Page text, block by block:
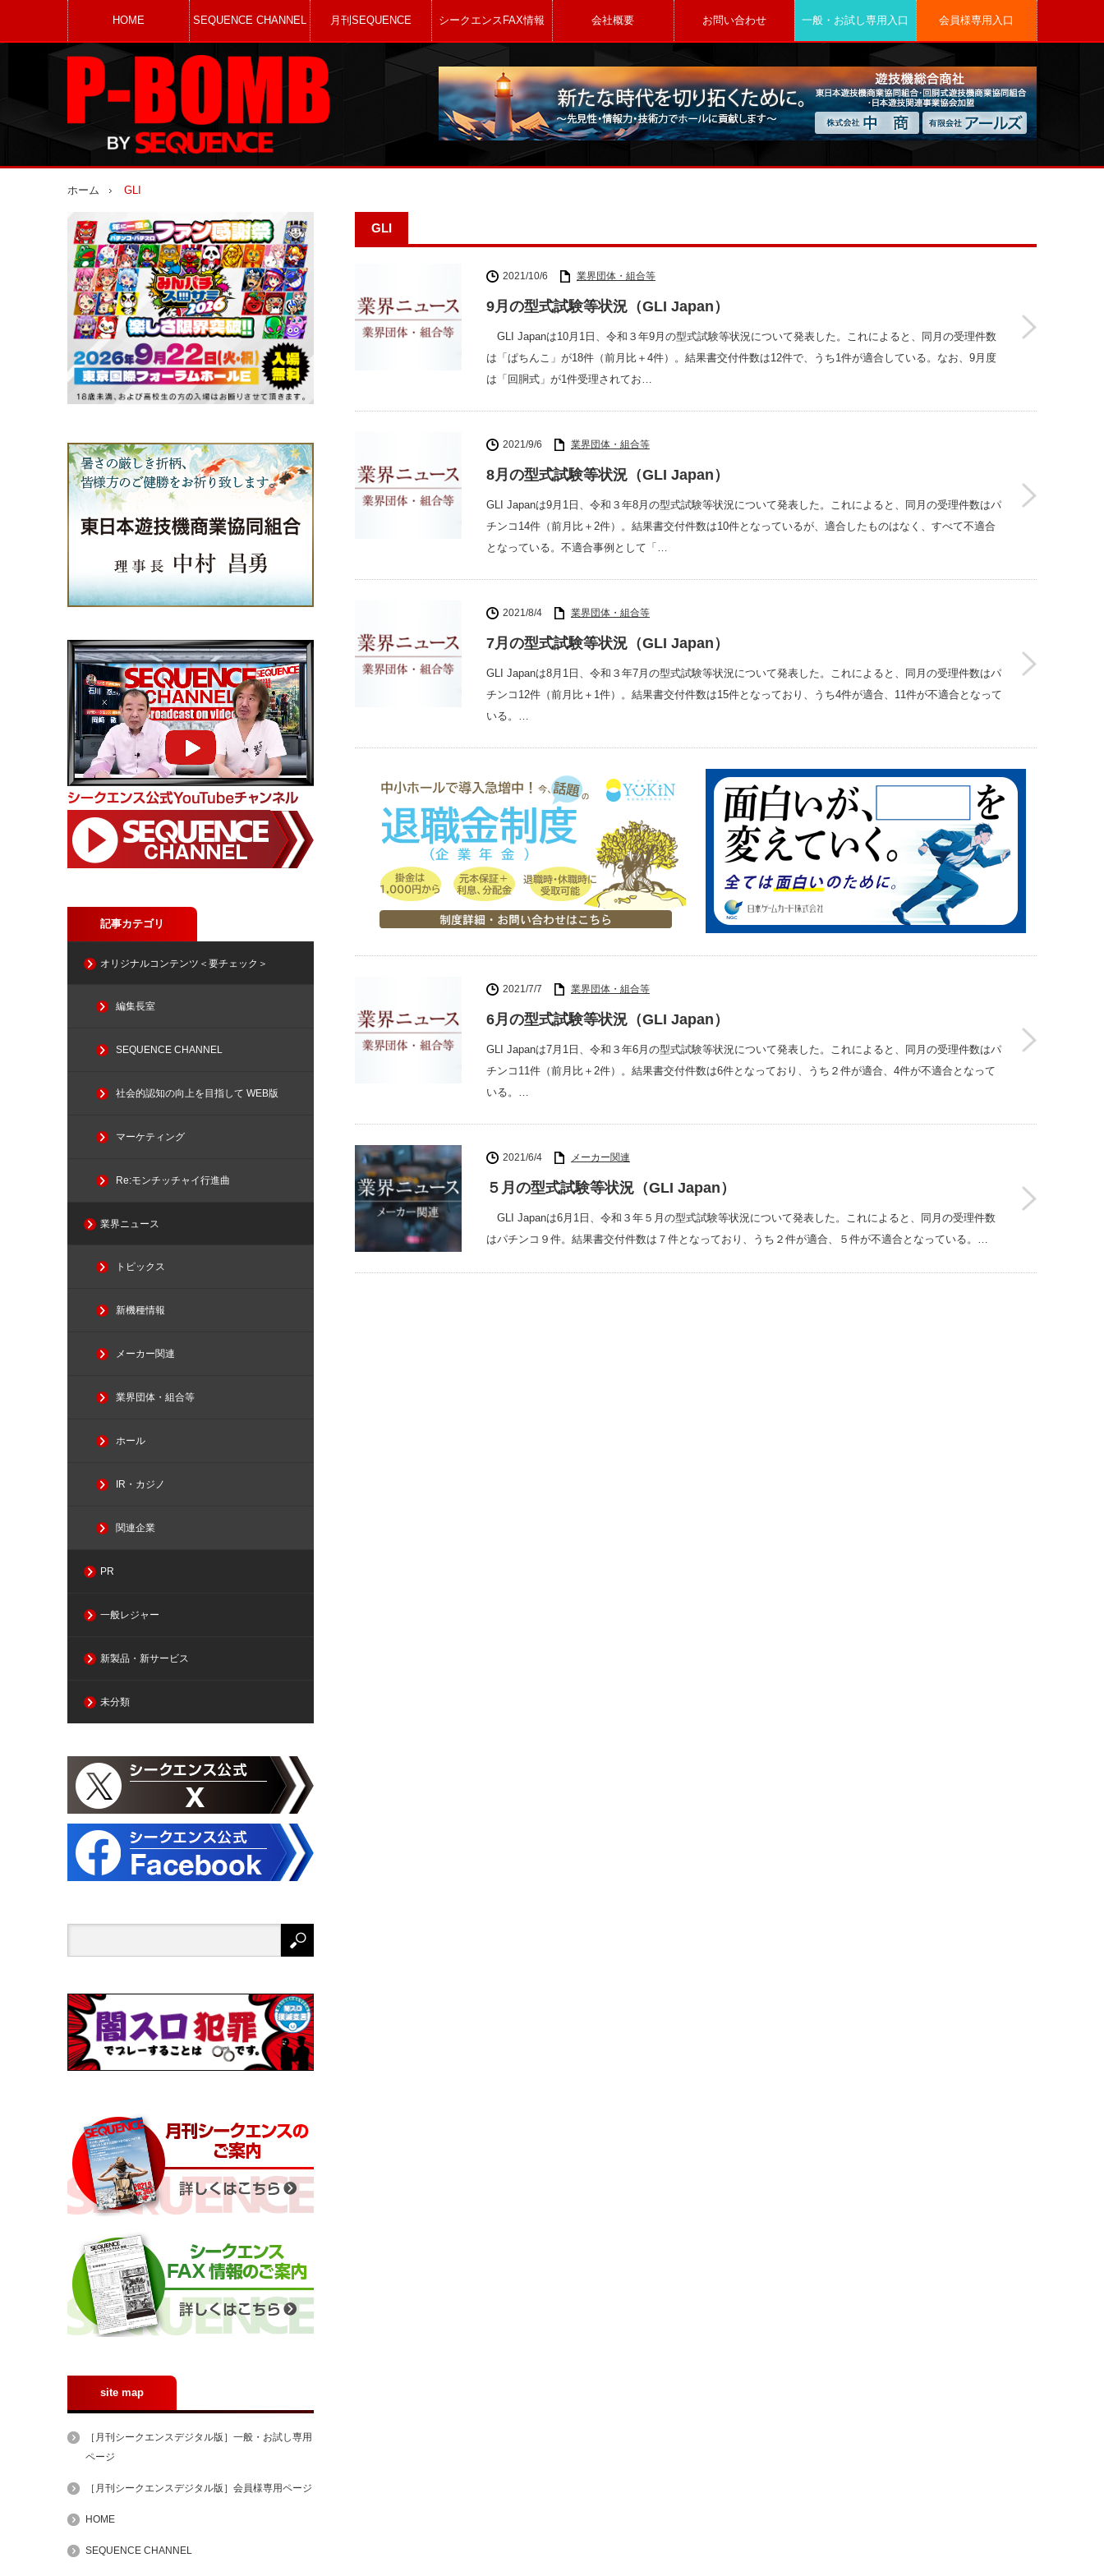
HOME SEQUENCE CHANNEL 月刊SEQUENCE シークエンスFAX情報 会社概要 お問い合わせ 一般・お試し専用入口 会員様専用入口
ホーム GLI
GLI
2021/10/6 業界団体・組合等
9月の型式試験等状況（GLI Japan）
GLI Japanは10月1日、令和３年9月の型式試験等状況について発表した。これによると、同月の受理件数
は「ぱちんこ」が18件（前月比＋4件）。結果書交付件数は12件で、うち1件が適合している。なお、9月度
は「回胴式」が1件受理されてお…
2021/9/6 業界団体・組合等
8月の型式試験等状況（GLI Japan）
GLI Japanは9月1日、令和３年8月の型式試験等状況について発表した。これによると、同月の受理件数はパ
チンコ14件（前月比＋2件）。結果書交付件数は10件となっているが、適合したものはなく、すべて不適合
となっている。不適合事例として「…
2021/8/4 業界団体・組合等
7月の型式試験等状況（GLI Japan）
GLI Japanは8月1日、令和３年7月の型式試験等状況について発表した。これによると、同月の受理件数はパ
チンコ12件（前月比＋1件）。結果書交付件数は15件となっており、うち4件が適合、11件が不適合となって
いる。…
2021/7/7 業界団体・組合等
6月の型式試験等状況（GLI Japan）
GLI Japanは7月1日、令和３年6月の型式試験等状況について発表した。これによると、同月の受理件数はパ
チンコ11件（前月比＋2件）。結果書交付件数は6件となっており、うち２件が適合、4件が不適合となって
いる。…
2021/6/4 メーカー関連
５月の型式試験等状況（GLI Japan）
GLI Japanは6月1日、令和３年５月の型式試験等状況について発表した。これによると、同月の受理件数
はパチンコ９件。結果書交付件数は７件となっており、うち２件が適合、５件が不適合となっている。…
記事カテゴリ
オリジナルコンテンツ＜要チェック＞
編集長室
SEQUENCE CHANNEL
社会的認知の向上を目指して WEB版
マーケティング
Re:モンチッチャイ行進曲
業界ニュース
トピックス
新機種情報
メーカー関連
業界団体・組合等
ホール
IR・カジノ
関連企業
PR
一般レジャー
新製品・新サービス
未分類
site map
［月刊シークエンスデジタル版］一般・お試し専用
ページ
［月刊シークエンスデジタル版］会員様専用ページ
HOME
SEQUENCE CHANNEL